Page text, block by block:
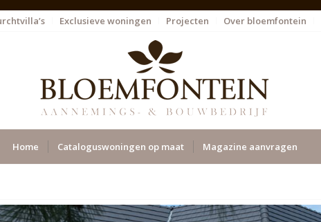
Exclusieve woningen Projecten Over bloemfontein
Home Cataloguswoningen op maat Magazine aanvragen